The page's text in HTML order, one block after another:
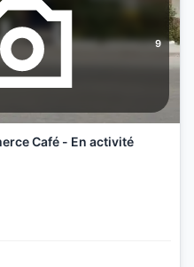
9
Café - En activité